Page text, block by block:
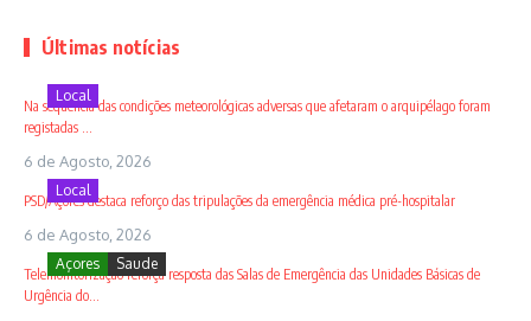
Últimas notícias
Local
Na sequência das condições meteorológicas adversas que afetaram o arquipélago foram
registadas ...
6 de Agosto, 2026
Local
PSD/Açores destaca reforço das tripulações da emergência médica pré-hospitalar
6 de Agosto, 2026
Açores Saude
Telemonitorização reforça resposta das Salas de Emergência das Unidades Básicas de
Urgência do...